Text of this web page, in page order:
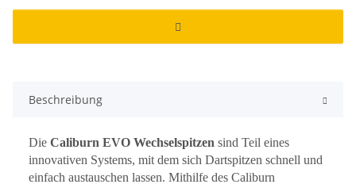
Beschreibung
Die Caliburn EVO Wechselspitzen sind Teil eines
innovativen Systems, mit dem sich Dartspitzen schnell und
einfach austauschen lassen. Mithilfe des Caliburn